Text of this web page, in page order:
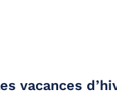
vacances